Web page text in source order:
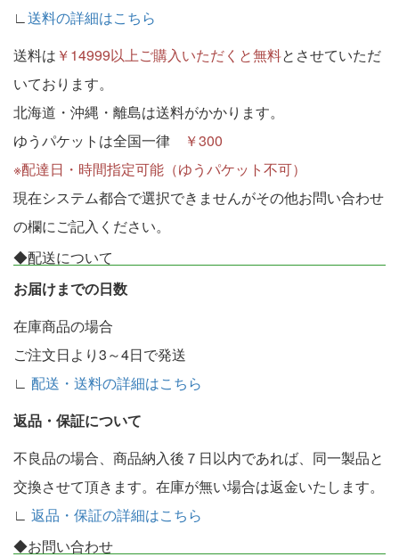
∟送料の詳細はこちら
送料は ￥14999以上ご購入いただくと無料とさせていただ
いております。
北海道・沖縄・離島は送料がかかります。
ゆうパケットは全国一律
￥300
※配達日・時間指定可能（ゆうパケット不可）
現在システム都合で選択できませんがその他お問い合わせ
の欄にご記入ください。
◆配送について
お届けまでの日数
在庫商品の場合
ご注文日より3～4日で発送
∟ 配送・送料の詳細はこちら
返品・保証について
不良品の場合、商品納入後７日以内であれば、同一製品と
交換させて頂きます。在庫が無い場合は返金いたします。
∟ 返品・保証の詳細はこちら
◆お問い合わせ